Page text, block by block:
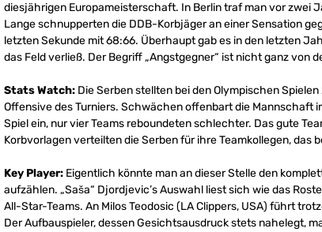
diesjährigen Europameisterschaft. In Berlin traf man vor zwei
Lange schnupperten die DDB-Korbjäger an einer Sensation
letzten Sekunde mit 68:66. Überhaupt gab es in den letzten
das Feld verließ. Der Begriff „Angstgegner“ ist nicht ganz von
Stats Watch: Die Serben stellten bei den Olympischen
Offensive des Turniers. Schwächen offenbart die Mannschaft
Spiel ein, nur vier Teams reboundeten schlechter. Das gute
Korbvorlagen verteilten die Serben für ihre Teamkollegen, das
Key Player: Eigentlich könnte man an dieser Stelle den
aufzählen. „Saša“ Djordjevic’s Auswahl liest sich wie das
All-Star-Teams. An Milos Teodosic (LA Clippers, USA) führt
Der Aufbauspieler, dessen Gesichtsausdruck stets nahelegt,